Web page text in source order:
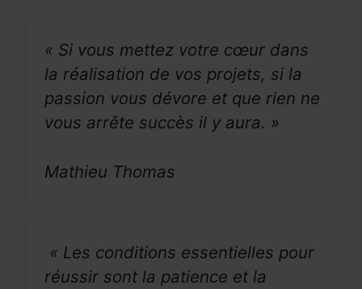
« Si vous mettez votre cœur dans
la réalisation de vos projets, si la
passion vous dévore et que rien ne
vous arrête succès il y aura. »
Mathieu Thomas
« Les conditions essentielles pour
réussir sont la patience et la